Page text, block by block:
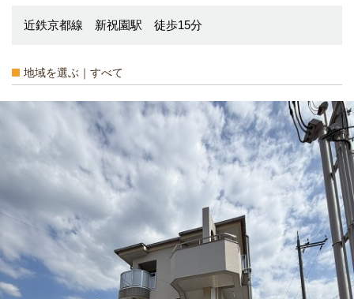
近鉄京都線 新祝園駅 徒歩15分
地域を選ぶ｜すべて